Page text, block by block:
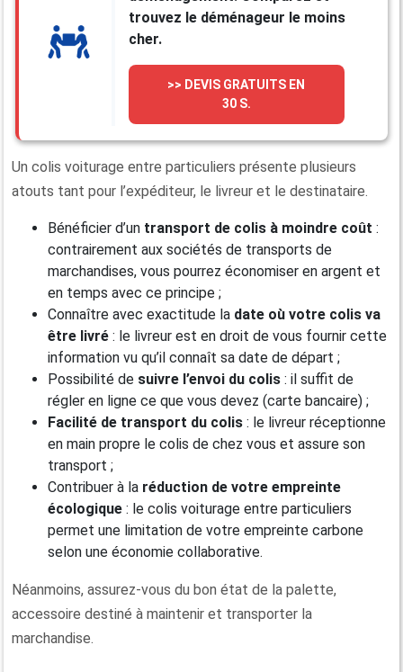
trouvez le déménageur le moins
cher.
>> DEVIS GRATUITS EN
30 S.
Un colis voiturage entre particuliers présente plusieurs
atouts tant pour l’expéditeur, le livreur et le destinataire.
Bénéficier d’un transport de colis à moindre coût :
contrairement aux sociétés de transports de
marchandises, vous pourrez économiser en argent et
en temps avec ce principe ;
Connaître avec exactitude la date où votre colis va
être livré : le livreur est en droit de vous fournir cette
information vu qu’il connaît sa date de départ ;
Possibilité de suivre l’envoi du colis : il suffit de
régler en ligne ce que vous devez (carte bancaire) ;
Facilité de transport du colis : le livreur réceptionne
en main propre le colis de chez vous et assure son
transport ;
Contribuer à la réduction de votre empreinte
écologique : le colis voiturage entre particuliers
permet une limitation de votre empreinte carbone
selon une économie collaborative.
Néanmoins, assurez-vous du bon état de la palette,
accessoire destiné à maintenir et transporter la
marchandise.